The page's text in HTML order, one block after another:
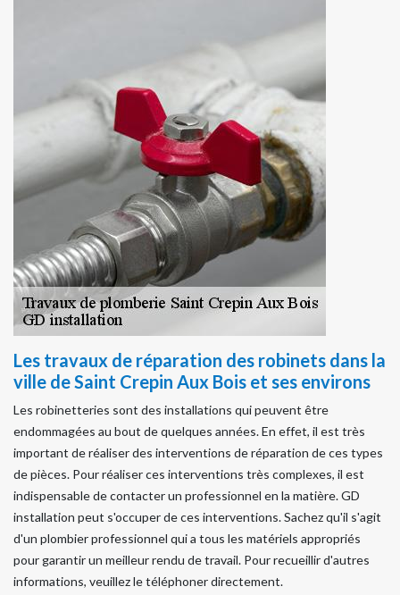
Les travaux de réparation des robinets dans la
ville de Saint Crepin Aux Bois et ses environs
Les robinetteries sont des installations qui peuvent être
endommagées au bout de quelques années. En effet, il est très
important de réaliser des interventions de réparation de ces types
de pièces. Pour réaliser ces interventions très complexes, il est
indispensable de contacter un professionnel en la matière. GD
installation peut s'occuper de ces interventions. Sachez qu'il s'agit
d'un plombier professionnel qui a tous les matériels appropriés
pour garantir un meilleur rendu de travail. Pour recueillir d'autres
informations, veuillez le téléphoner directement.